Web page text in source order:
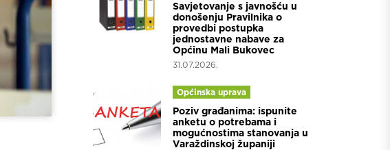
Savjetovanje s javnošću u
donošenju Pravilnika o
provedbi postupka
jednostavne nabave za
Općinu Mali Bukovec
31.07.2026.
Općinska uprava
Poziv građanima: ispunite
anketu o potrebama i
mogućnostima stanovanja u
Varaždinskoj županiji